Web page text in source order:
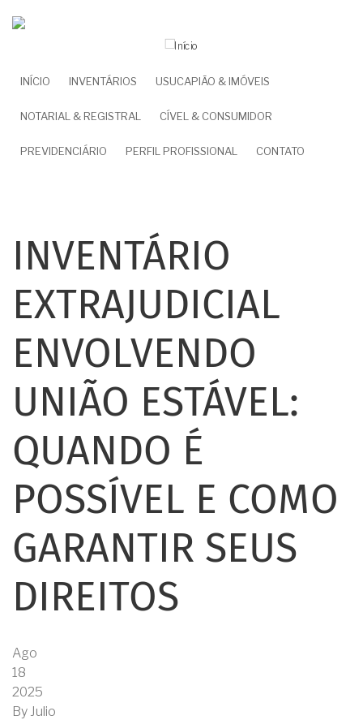
para
principal
NAVEGAÇÃO
INÍCIO INVENTÁRIOS USUCAPIÃO & IMÓVEIS
NOTARIAL & REGISTRAL CÍVEL & CONSUMIDOR
PREVIDENCIÁRIO PERFIL PROFISSIONAL CONTATO
INVENTÁRIO
EXTRAJUDICIAL
ENVOLVENDO
UNIÃO ESTÁVEL:
QUANDO É
POSSÍVEL E COMO
GARANTIR SEUS
DIREITOS
Ago
18
2025
By Julio